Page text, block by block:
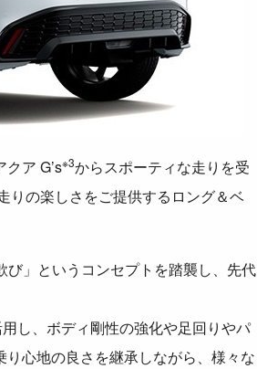
ア G’s※3からスポーティな走りを受
りの楽しさをご提供するロング＆ベ
」というコンセプトを踏襲し、先代
し、ボディ剛性の強化や足回りやパ
心地の良さを継承しながら、様々な